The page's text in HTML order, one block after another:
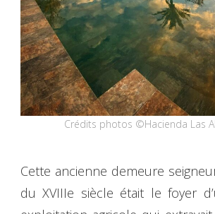
Crédits photos ©Hacienda Las
Cette ancienne demeure
du XVIIIe siècle était le foyer